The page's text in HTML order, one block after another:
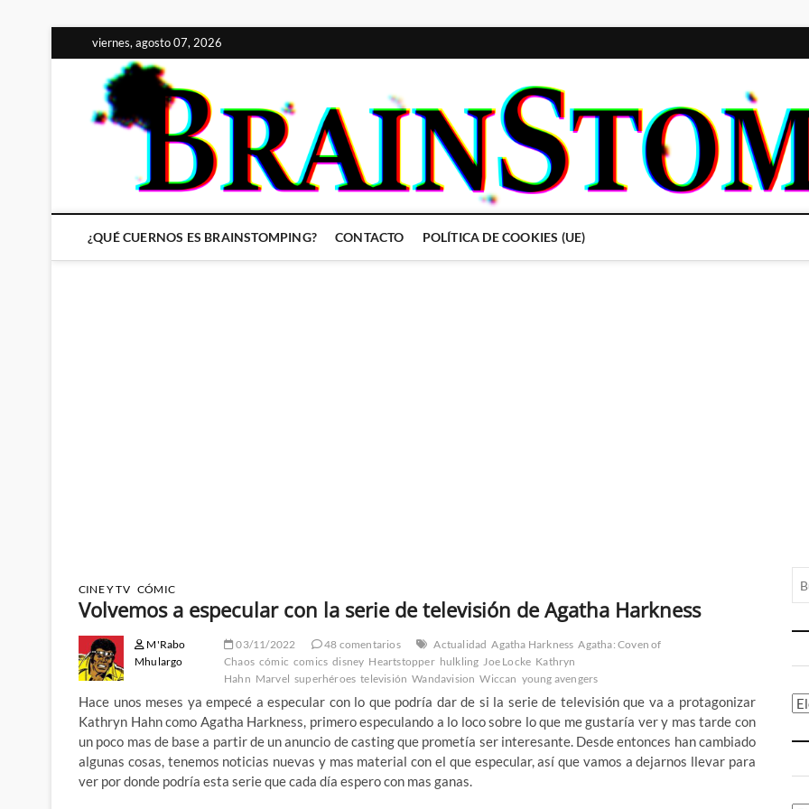
al
contenido
viernes, agosto 07, 2026
¿QUÉ CUERNOS ES BRAINSTOMPING? CONTACTO POLÍTICA DE COOKIES (UE)
CINE Y TV CÓMIC
Volvemos a especular con la serie de televisión de Agatha Harkness
M'Rabo
Mhulargo
03/11/2022 48 comentarios Actualidad Agatha Harkness Agatha: Coven of
Chaos cómic comics disney Heartstopper hulkling Joe Locke Kathryn
Hahn Marvel superhéroes televisión Wandavision Wiccan young avengers
Hace unos meses ya empecé a especular con lo que podría dar de si la serie de televisión que va a protagonizar
Kathryn Hahn como Agatha Harkness, primero especulando a lo loco sobre lo que me gustaría ver y mas tarde con
un poco mas de base a partir de un anuncio de casting que prometía ser interesante. Desde entonces han cambiado
algunas cosas, tenemos noticias nuevas y mas material con el que especular, así que vamos a dejarnos llevar para
ver por donde podría esta serie que cada día espero con mas ganas.